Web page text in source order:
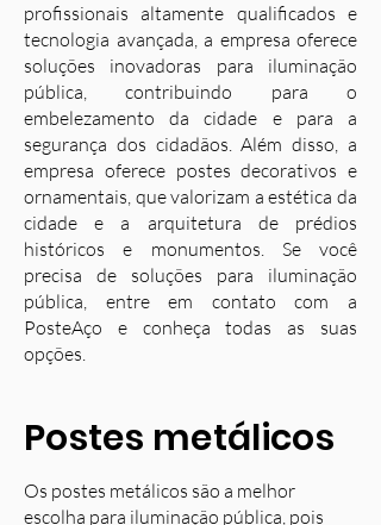
profissionais altamente qualificados e
tecnologia avançada, a empresa oferece
soluções inovadoras para iluminação
pública, contribuindo para o
embelezamento da cidade e para a
segurança dos cidadãos. Além disso, a
empresa oferece postes decorativos e
ornamentais, que valorizam a estética da
cidade e a arquitetura de prédios
históricos e monumentos. Se você
precisa de soluções para iluminação
pública, entre em contato com a
PosteAço e conheça todas as suas
opções.
Postes metálicos
Os postes metálicos são a melhor
escolha para iluminação pública, pois